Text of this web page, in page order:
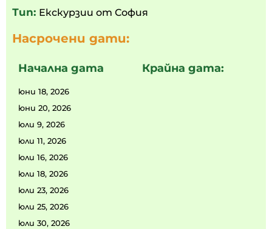
Тип: Екскурзии от София
Насрочени дати:
Начална дата
юни 18, 2026
юни 20, 2026
юли 9, 2026
юли 11, 2026
юли 16, 2026
юли 18, 2026
юли 23, 2026
юли 25, 2026
юли 30, 2026
Крайна дата: